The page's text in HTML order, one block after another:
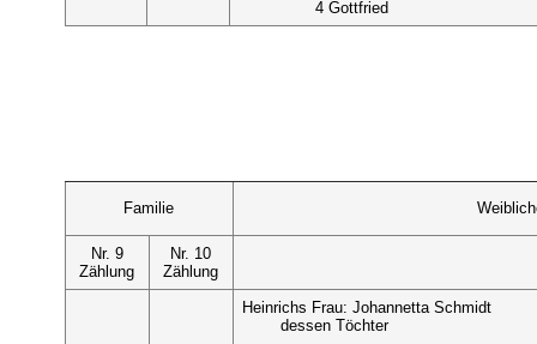
4 Gottfried
Familie
Nr. 9
Zählung
Nr. 10
Zählung
Heinrichs Frau: Johannetta Schmidt
dessen Töchter